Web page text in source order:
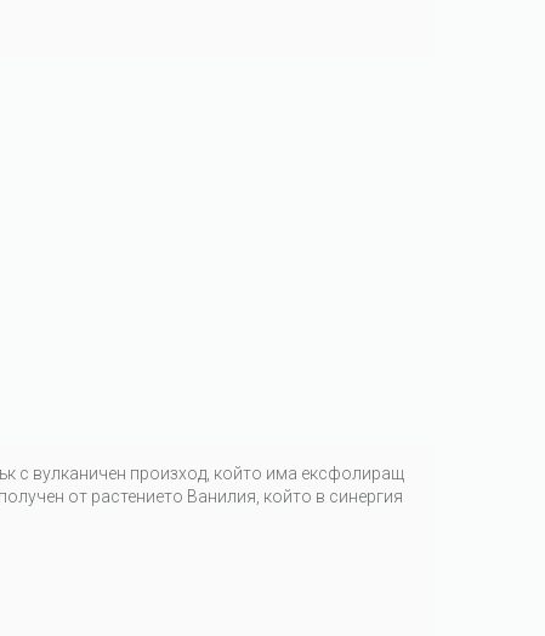
с вулканичен произход, който има ексфолиращ
от растението Ванилия, който в синергия